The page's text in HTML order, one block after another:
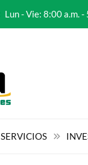
Lun - Vie: 8:00 a.m.
SERVICIOS